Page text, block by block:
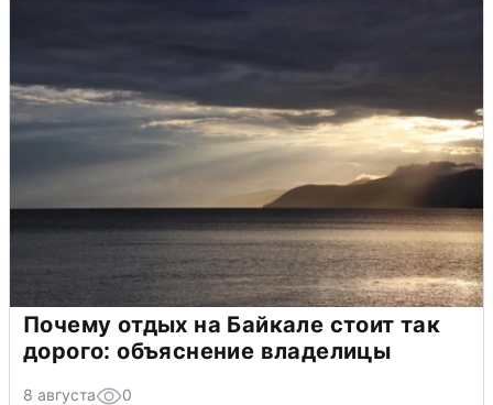
Почему отдых на Байкале стоит так
дорого: объяснение владелицы
8 августа 0